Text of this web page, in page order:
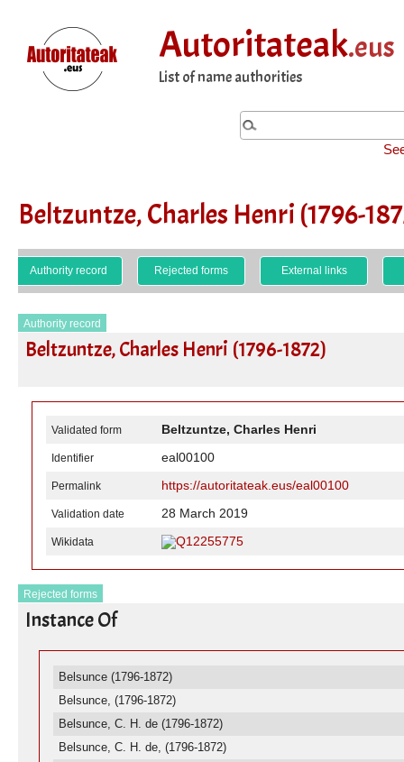
Autoritateak.eus
List of name authorities
Beltzuntze, Charles Henri (1796-
Authority record Rejected forms External links
Authority record
Beltzuntze, Charles Henri (1796-1872)
Validated form Beltzuntze, Charles Henri
Identifier eal00100
Permalink https://autoritateak.eus/eal00100
Validation date 28 March 2019
Wikidata Q12255775
Rejected forms
Instance Of
Belsunce (1796-1872)
Belsunce, (1796-1872)
Belsunce, C. H. de (1796-1872)
Belsunce, C. H. de, (1796-1872)